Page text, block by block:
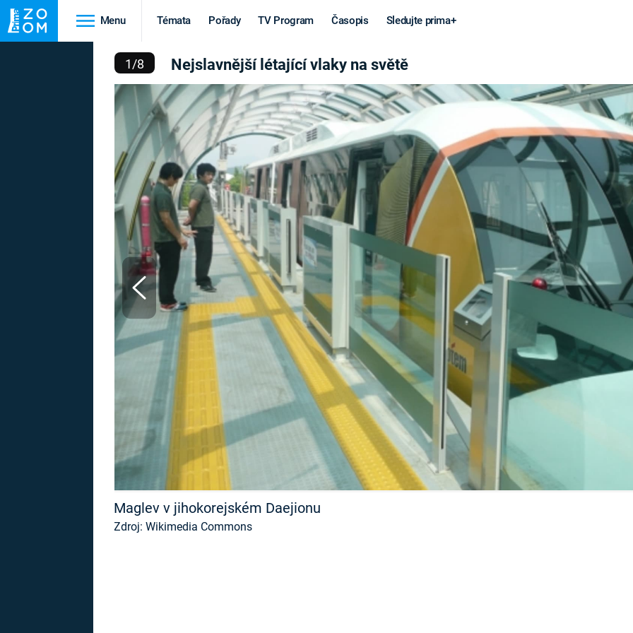
Menu Témata Pořady TV Program Časopis Sledujte prima+
HEDVÁBNÁ STEZKA
Historie
VIKINGOVÉ
EPIDEMIE A
PANDEMIE
STAROVĚKÝ EGYPT
Věda a
technika
KORONAVIRUS
VESMÍR
MARS
Války
STUDENÁ
VÁLKA VE
VIETNAMU
VÁLEČNÉ
SERIÁLY
světová válka
Výročí
MARIE TEREZIE
NAPOLEON
BRITSKÁ
KRÁLOVSKÁ
RODINA
Záhady a
konspirace
UFO A
MIMOZEMŠŤANÉ
UTAJENÉ PŘÍBĚHY
ČESKÝCH DĚJIN
ALTERNATIVNÍ
HISTORIE
FILMY
REALITA
HORORY
REALITA
LÉTAJÍCÍ VLAKY NA SVĚTĚ
1/8 Nejslavnější létající vlaky na světě
Maglev v jihokorejském Daejionu
Zdroj: Wikimedia Commons